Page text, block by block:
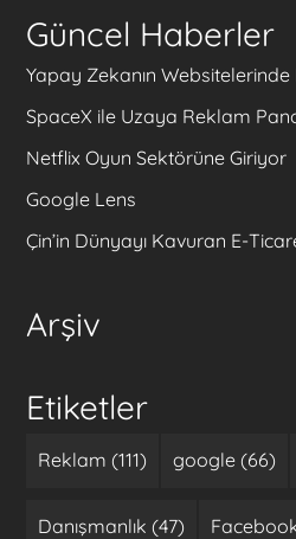
Güncel Haberler
Yapay Zekanın Websitelerinde
SpaceX ile Uzaya Reklam
Netflix Oyun Sektörüne Giriyor
Google Lens
Çin’in Dünyayı Kavuran E-
Arşiv
Etiketler
Reklam (111) google (66)
Danışmanlık (47)